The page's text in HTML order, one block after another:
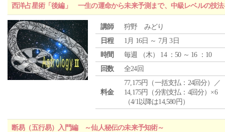
西洋占星術「後編」 一生の運命から未来予測まで、中級レベルの技法
講師
狩野 みどり
日程
1月 16日 ～ 7月 3日
時間
毎週 （木） 14 ：50 ～ 16 ：10
回数
全24回
料金
77,175円（一括支払：24回分）／
14,175円（分割支払：4回分）×6
（4/1以降は14,580円）
断易（五行易）入門編 ～仙人秘伝の未来予知術～